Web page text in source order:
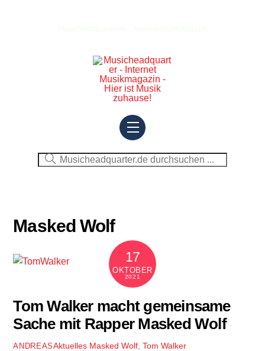
Menu
Masked Wolf
17
OKTOBER
2021
Tom Walker macht gemeinsame
Sache mit Rapper Masked Wolf
ANDREASAktuelles Masked Wolf, Tom Walker